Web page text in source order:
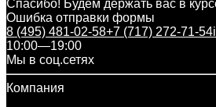
Спасибо! Будем держать вас в
Ошибка отправки формы
8 (495) 481-02-58+7 (717) 272-71-54
10:00—19:00
Мы в соц.сетях
Компания